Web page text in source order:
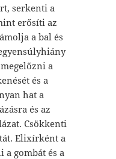
serkenti a
erősíti az
a bal és
a
és a
hat a
és az
Csökkenti
Elixírként a
a gombát és a